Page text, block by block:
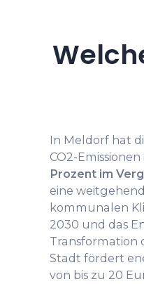
In Meldorf hat
CO2-
Prozent im
eine
kommunalen
2030 und das
Transformation
Stadt fördert
von bis zu 20